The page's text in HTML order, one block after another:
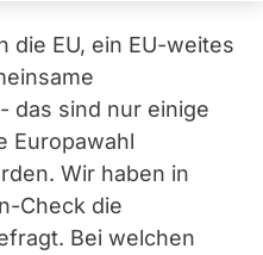
n
die EU, ein EU-weites
das sind nur einige
Europawahl
Wir haben in
Check die
Bei welchen